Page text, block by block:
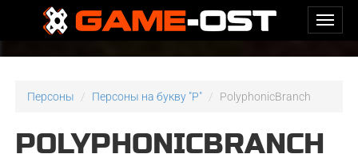
Персоны Персоны на букву "P" PolyphonicBranch
POLYPHONICBRANCH